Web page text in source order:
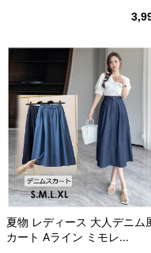
夏物 レディース 大人デニム
カート Aライン ミモレ...